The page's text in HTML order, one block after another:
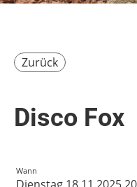
Zurück
Disco Fox
Wann